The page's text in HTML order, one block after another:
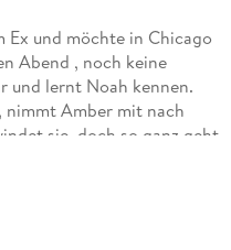
Jugendliche.
, einfach mega.
und möchte in Chicago
Abend , noch keine
und lernt Noah kennen.
nimmt Amber mit nach
sie, doch so ganz geht
entledigen, also bietet